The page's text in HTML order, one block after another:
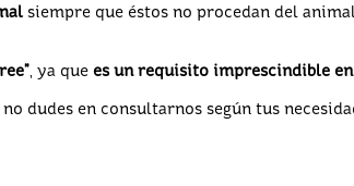
siempre que éstos no procedan del
, ya que es un requisito imprescindible
no dudes en consultarnos según tus